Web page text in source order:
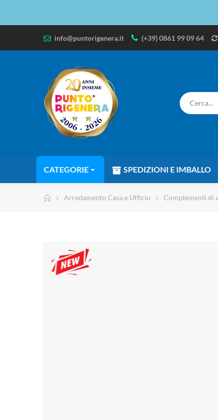
info@puntorigenera.it (+39) 0861 99 09 64
CATEGORIE SPEDIZIONI E IMBALLO
Arredamento Casa e Ufficio Complementi di